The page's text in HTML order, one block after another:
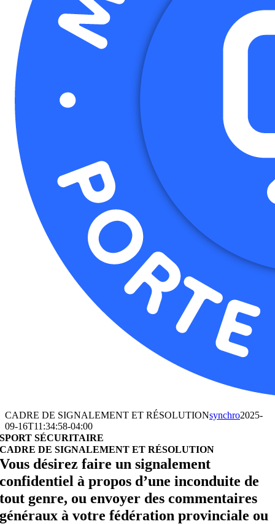
CADRE DE SIGNALEMENT ET RÉSOLUTIONsynchro2025-
09-16T11:34:58-04:00
SPORT SÉCURITAIRE
CADRE DE SIGNALEMENT ET RÉSOLUTION
Vous désirez faire un signalement
confidentiel à propos d’une inconduite de
tout genre, ou envoyer des commentaires
généraux à votre fédération provinciale ou